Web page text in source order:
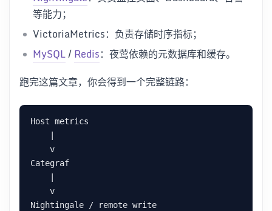
等能力；
VictoriaMetrics：负责存储时序指标；
MySQL/Redis：夜莺依赖的元数据库和缓存。
跑完这篇文章，你会得到一个完整链路：